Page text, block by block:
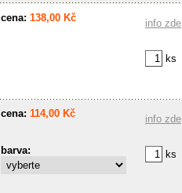
cena: 138,00 Kč info zde
ks
cena: 114,00 Kč
barva:
info zde
ks